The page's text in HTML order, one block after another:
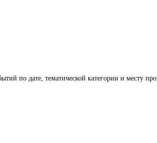
по дате, тематической категории и месту